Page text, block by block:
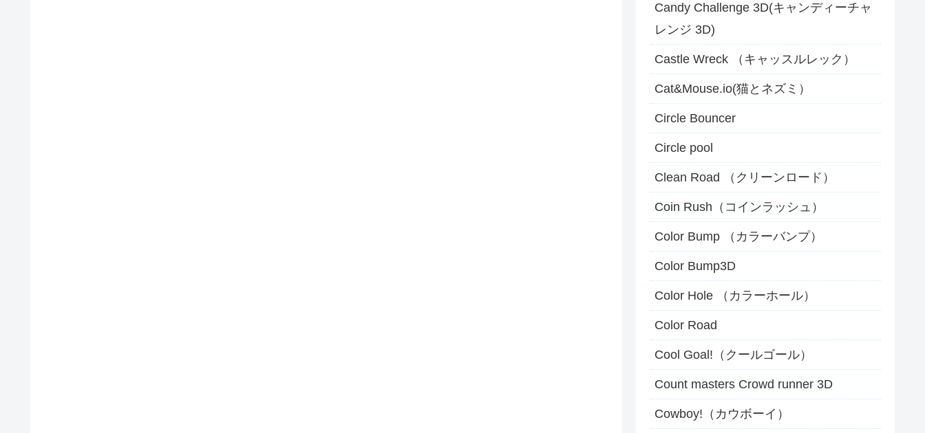
Candy Challenge 3D(キャンディーチャ
レンジ 3D)
Castle Wreck （キャッスルレック）
Cat&Mouse.io(猫とネズミ）
Circle Bouncer
Circle pool
Clean Road （クリーンロード）
Coin Rush（コインラッシュ）
Color Bump （カラーバンプ）
Color Bump3D
Color Hole （カラーホール）
Color Road
Cool Goal!（クールゴール）
Count masters Crowd runner 3D
Cowboy!（カウボーイ）